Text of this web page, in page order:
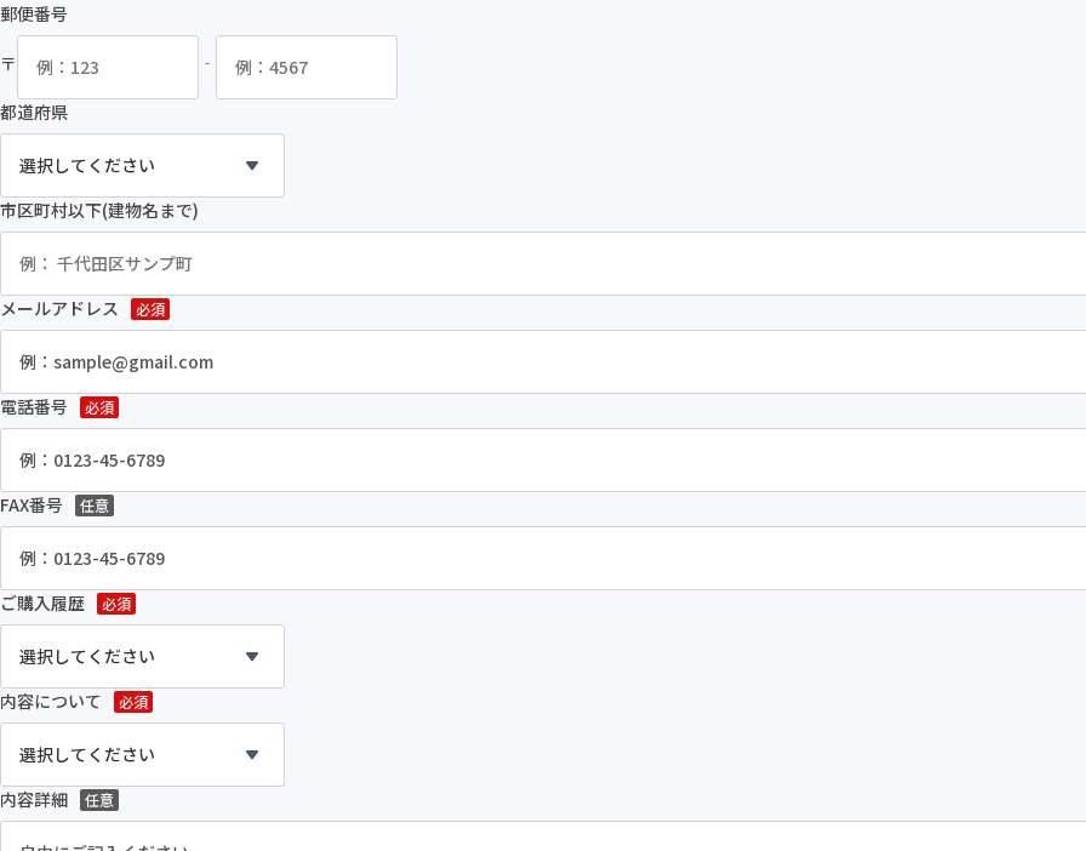
郵便番号
〒 ‐
都道府県
市区町村以下(建物名まで)
メールアドレス 必須
電話番号 必須
FAX番号 任意
ご購入履歴 必須
内容について 必須
内容詳細 任意